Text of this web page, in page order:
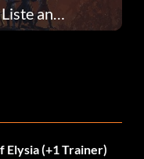
an
Elysia (+1 Trainer)